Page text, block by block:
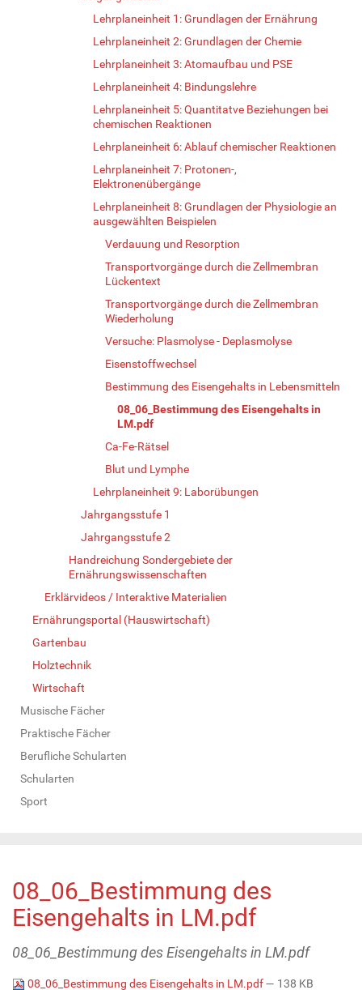
Lehrplaneinheit 1: Grundlagen der Ernährung
Lehrplaneinheit 2: Grundlagen der Chemie
Lehrplaneinheit 3: Atomaufbau und PSE
Lehrplaneinheit 4: Bindungslehre
Lehrplaneinheit 5: Quantitatve Beziehungen bei
chemischen Reaktionen
Lehrplaneinheit 6: Ablauf chemischer Reaktionen
Lehrplaneinheit 7: Protonen-,
Elektronenübergänge
Lehrplaneinheit 8: Grundlagen der Physiologie an
ausgewählten Beispielen
Verdauung und Resorption
Transportvorgänge durch die Zellmembran
Lückentext
Transportvorgänge durch die Zellmembran
Wiederholung
Versuche: Plasmolyse - Deplasmolyse
Eisenstoffwechsel
Bestimmung des Eisengehalts in Lebensmitteln
08_06_Bestimmung des Eisengehalts in
LM.pdf
Ca-Fe-Rätsel
Blut und Lymphe
Lehrplaneinheit 9: Laborübungen
Jahrgangsstufe 1
Jahrgangsstufe 2
Handreichung Sondergebiete der
Ernährungswissenschaften
Erklärvideos / Interaktive Materialien
Ernährungsportal (Hauswirtschaft)
Gartenbau
Holztechnik
Wirtschaft
Musische Fächer
Praktische Fächer
Berufliche Schularten
Schularten
Sport
08_06_Bestimmung des
Eisengehalts in LM.pdf
08_06_Bestimmung des Eisengehalts in LM.pdf
08_06_Bestimmung des Eisengehalts in LM.pdf— 138 KB